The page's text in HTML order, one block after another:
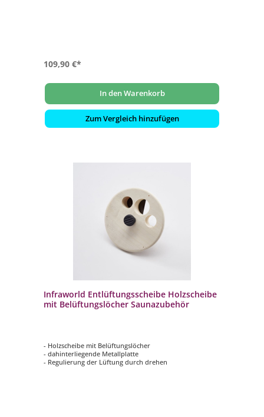
109,90 €*
In den Warenkorb
Zum Vergleich hinzufügen
Infraworld Entlüftungsscheibe Holzscheibe
mit Belüftungslöcher Saunazubehör
- Holzscheibe mit Belüftungslöcher
- dahinterliegende Metallplatte
- Regulierung der Lüftung durch drehen